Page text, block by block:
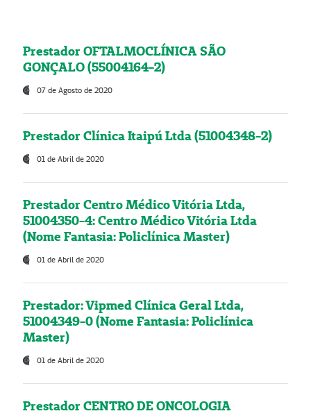
Prestador OFTALMOCLÍNICA SÃO
GONÇALO (55004164-2)
07 de Agosto de 2020
Prestador Clínica Itaipú Ltda (51004348-2)
01 de Abril de 2020
Prestador Centro Médico Vitória Ltda,
51004350-4: Centro Médico Vitória Ltda
(Nome Fantasia: Policlínica Master)
01 de Abril de 2020
Prestador: Vipmed Clínica Geral Ltda,
51004349-0 (Nome Fantasia: Policlínica
Master)
01 de Abril de 2020
Prestador CENTRO DE ONCOLOGIA